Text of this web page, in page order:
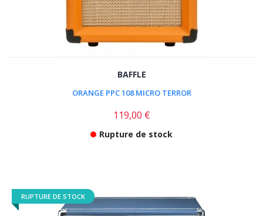
BAFFLE
ORANGE PPC 108 MICRO TERROR
119,00 €
Rupture de stock
RUPTURE DE STOCK